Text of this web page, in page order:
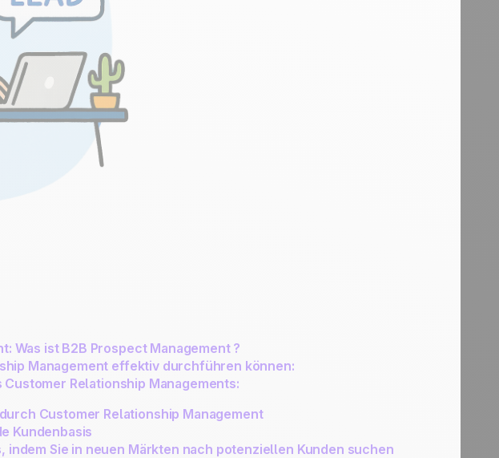
Was ist B2B Prospect Management ?
Management effektiv durchführen können:
Relationship Managements:
Customer Relationship Management
Kundenbasis
indem Sie in neuen Märkten nach potenziellen Kunden suchen